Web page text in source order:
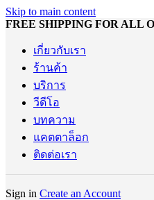
Skip to main content
FREE SHIPPING FOR ALL
เกี่ยวกับเรา
ร้านค้า
บริการ
วีดีโอ
บทความ
แคตตาล็อก
ติดต่อเรา
Sign in Create an Account